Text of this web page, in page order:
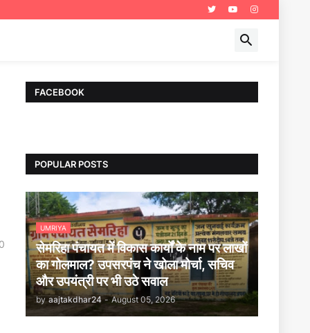
FACEBOOK
POPULAR POSTS
UMRIYA
सेमरिहा पंचायत में विकास कार्यों के नाम पर लाखों
का गोलमाल? उपसरपंच ने खोला मोर्चा, सचिव
और उपयंत्री पर भी उठे सवाल
by aajtakdhar24 - August 05, 2026